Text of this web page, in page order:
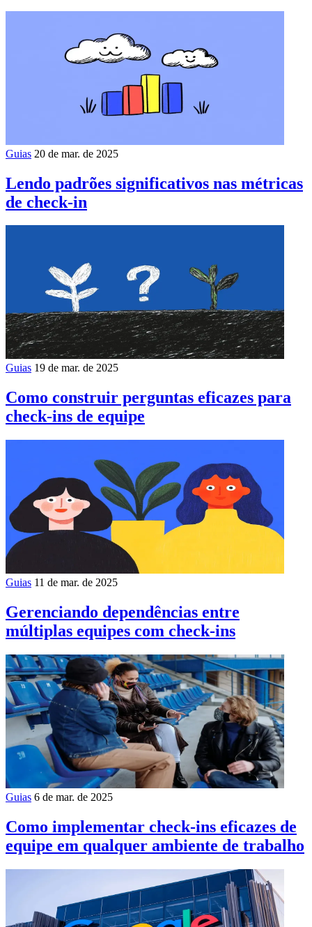
Guias 20 de mar. de 2025
Lendo padrões significativos nas métricas
de check-in
Guias 19 de mar. de 2025
Como construir perguntas eficazes para
check-ins de equipe
Guias 11 de mar. de 2025
Gerenciando dependências entre
múltiplas equipes com check-ins
Guias 6 de mar. de 2025
Como implementar check-ins eficazes de
equipe em qualquer ambiente de trabalho